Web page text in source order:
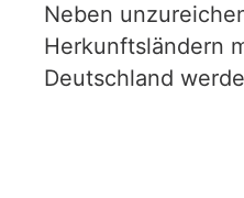
Neben
Herkunftsländern
Deutschland